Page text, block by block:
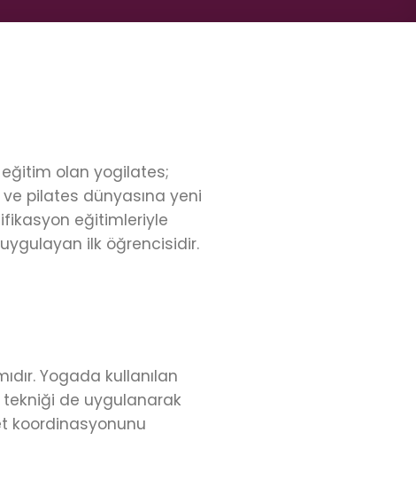
eğitim olan yogilates;
pilates dünyasına yeni
eğitimleriyle
ilk öğrencisidir.
Yogada kullanılan
de uygulanarak
koordinasyonunu